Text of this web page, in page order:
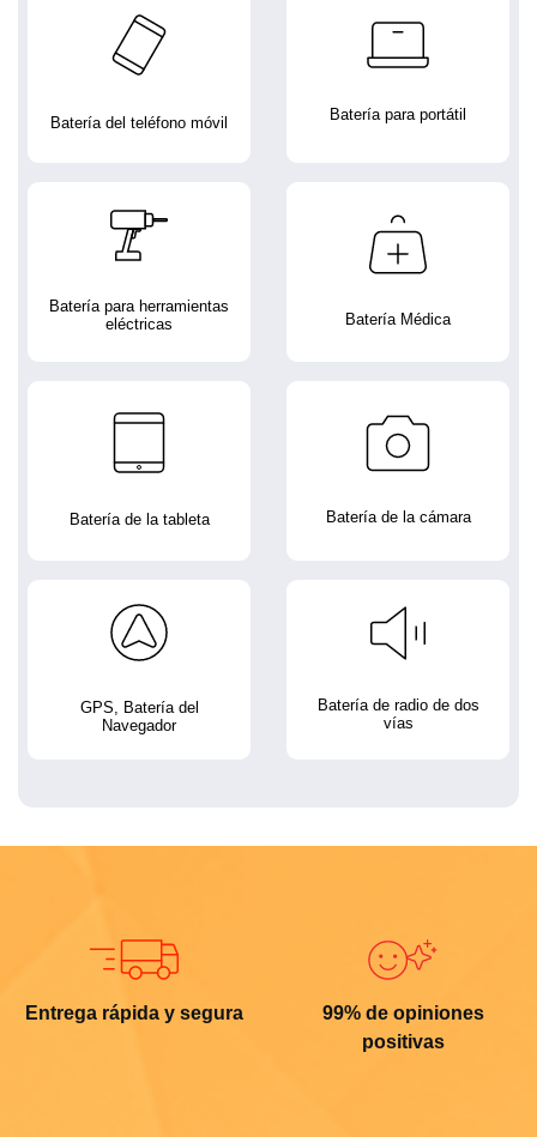
Batería del teléfono móvil Batería para portátil
Batería para herramientas
eléctricas
Batería Médica
Batería de la tableta Batería de la cámara
GPS, Batería del
Navegador
Batería de radio de dos
vías
Entrega rápida y segura
99% de opiniones
positivas